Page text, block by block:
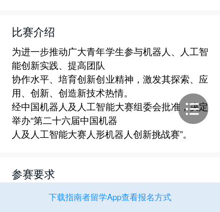
比赛介绍
为进一步推动广大青年学生参与机器人、人工智
能创新实践、提高团队
协作水平、培育创新创业精神，激发其探索、应
用、创新、创造新技术热情。
经中国机器人及人工智能大赛组委会批准，决定
举办“第二十六届中国机器
人及人工智能大赛人形机器人创新挑战赛”。
参赛要求
（一）进入比赛报名平台，提交报名材料，
下载指南者留学App查看报名方式